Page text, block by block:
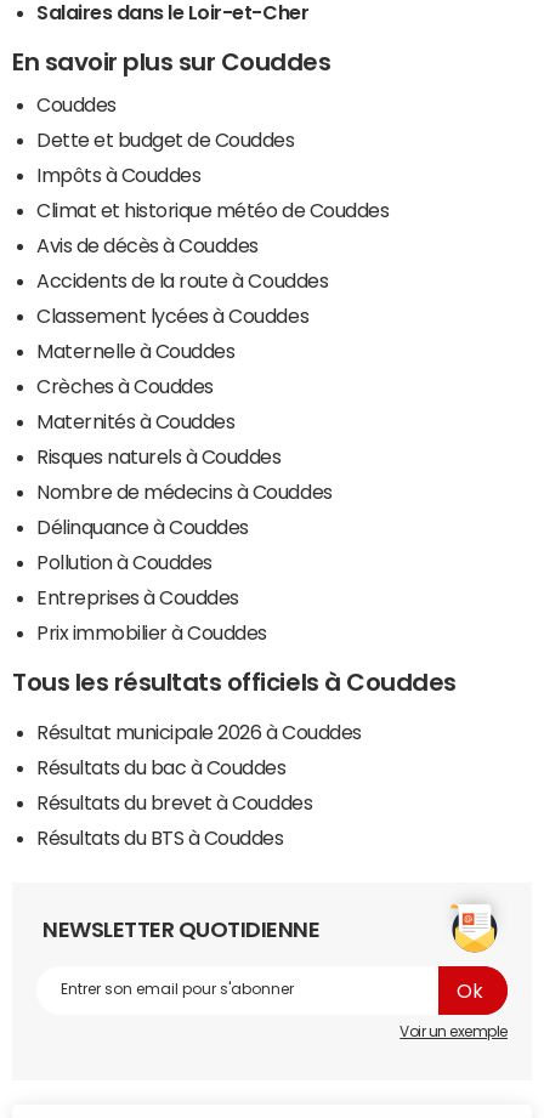
Salaires dans le Loir-et-Cher
En savoir plus sur Couddes
Couddes
Dette et budget de Couddes
Impôts à Couddes
Climat et historique météo de Couddes
Avis de décès à Couddes
Accidents de la route à Couddes
Classement lycées à Couddes
Maternelle à Couddes
Crèches à Couddes
Maternités à Couddes
Risques naturels à Couddes
Nombre de médecins à Couddes
Délinquance à Couddes
Pollution à Couddes
Entreprises à Couddes
Prix immobilier à Couddes
Tous les résultats officiels à Couddes
Résultat municipale 2026 à Couddes
Résultats du bac à Couddes
Résultats du brevet à Couddes
Résultats du BTS à Couddes
NEWSLETTER QUOTIDIENNE
Voir un exemple